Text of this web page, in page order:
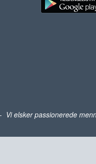
- Vi elsker passionerede